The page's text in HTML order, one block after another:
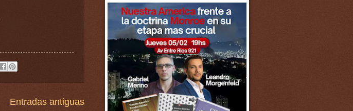
Entradas antiguas